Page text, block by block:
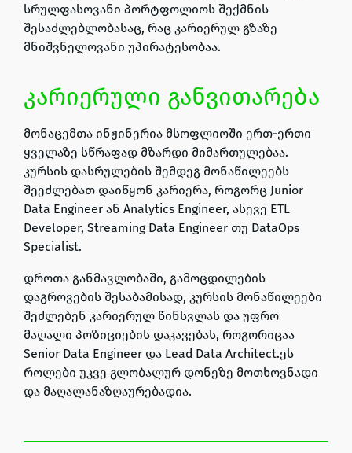
სრულფასოვანი პორტფოლიოს შექმნის
შესაძლებლობასაც, რაც კარიერულ გზაზე
მნიშვნელოვანი უპირატესობაა.
კარიერული განვითარება
მონაცემთა ინჟინერია მსოფლიოში ერთ-ერთი
ყველაზე სწრაფად მზარდი მიმართულებაა.
კურსის დასრულების შემდეგ მონაწილეებს
შეეძლებათ დაიწყონ კარიერა, როგორც Junior
Data Engineer ან Analytics Engineer, ასევე ETL
Developer, Streaming Data Engineer თუ DataOps
Specialist.
დროთა განმავლობაში, გამოცდილების
დაგროვების შესაბამისად, კურსის მონაწილეები
შეძლებენ კარიერულ წინსვლას და უფრო
მაღალი პოზიციების დაკავებას, როგორიცაა
Senior Data Engineer და Lead Data Architect.ეს
როლები უკვე გლობალურ დონეზე მოთხოვნადი
და მაღალანაზღაურებადია.